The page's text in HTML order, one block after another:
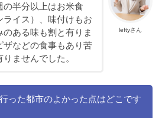
leftyさん
の半分以上はお米食
ライス）、味付けもお
ある味も割と有りま
ザなどの食事もあり苦
ませんでした。
った都市のよかった点はどこです